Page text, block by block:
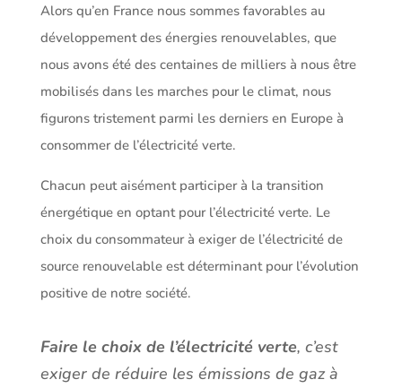
Alors qu’en France nous sommes favorables au
développement des énergies renouvelables, que
nous avons été des centaines de milliers à nous être
mobilisés dans les marches pour le climat, nous
figurons tristement parmi les derniers en Europe à
consommer de l’électricité verte.
Chacun peut aisément participer à la transition
énergétique en optant pour l’électricité verte. Le
choix du consommateur à exiger de l’électricité de
source renouvelable est déterminant pour l’évolution
positive de notre société.
Faire le choix de l’électricité verte, c’est
exiger de réduire les émissions de gaz à